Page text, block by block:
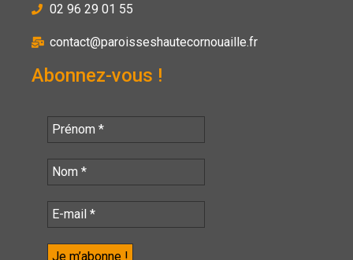
02 96 29 01 55
contact@paroisseshautecornouaille.fr
Abonnez-vous !